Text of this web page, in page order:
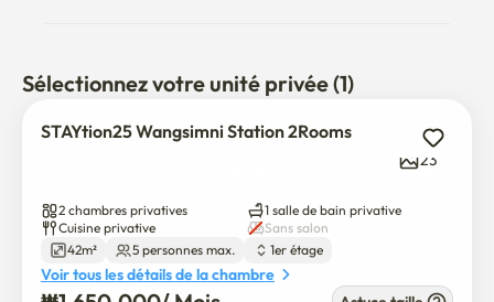
La literie est disponible à la location.
Le logement est situé entre la gare de Wangsimni et la
gare de Sangwangsimni, et les deux métros sont à 8
minutes à pied. C'est un quartier bien équipé avec de
installations hospitalières générales.
Il y a de nombreux restaurants à proximité qui peuvent
être facilement accessibles à pied.
Les attractions touristiques sont situées à proximité.
Sélectionnez votre unité privée (1)
STAYtion25 Wangsimni Station 2Rooms
23
2 chambres privatives
1 salle de bain privative
Cuisine privative
Sans salon
42m²
5 personnes max. 1er étage
Voir tous les détails de la chambre